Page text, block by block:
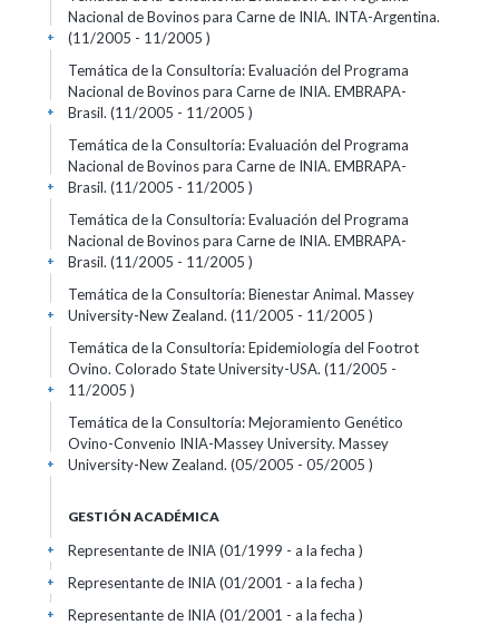
Nacional de Bovinos para Carne de INIA. INTA-Argentina.
(11/2005 - 11/2005 )
+
Temática de la Consultoría: Evaluación del Programa
Nacional de Bovinos para Carne de INIA. EMBRAPA-
Brasil. (11/2005 - 11/2005 )
+
Temática de la Consultoría: Evaluación del Programa
Nacional de Bovinos para Carne de INIA. EMBRAPA-
Brasil. (11/2005 - 11/2005 )
+
Temática de la Consultoría: Evaluación del Programa
Nacional de Bovinos para Carne de INIA. EMBRAPA-
Brasil. (11/2005 - 11/2005 )
+
Temática de la Consultoría: Bienestar Animal. Massey
University-New Zealand. (11/2005 - 11/2005 )
+
Temática de la Consultoría: Epidemiología del Footrot
Ovino. Colorado State University-USA. (11/2005 -
11/2005 )
+
Temática de la Consultoría: Mejoramiento Genético
Ovino-Convenio INIA-Massey University. Massey
University-New Zealand. (05/2005 - 05/2005 )
+
GESTIÓN ACADÉMICA
Representante de INIA (01/1999 - a la fecha )
+
Representante de INIA (01/2001 - a la fecha )
+
Representante de INIA (01/2001 - a la fecha )
+